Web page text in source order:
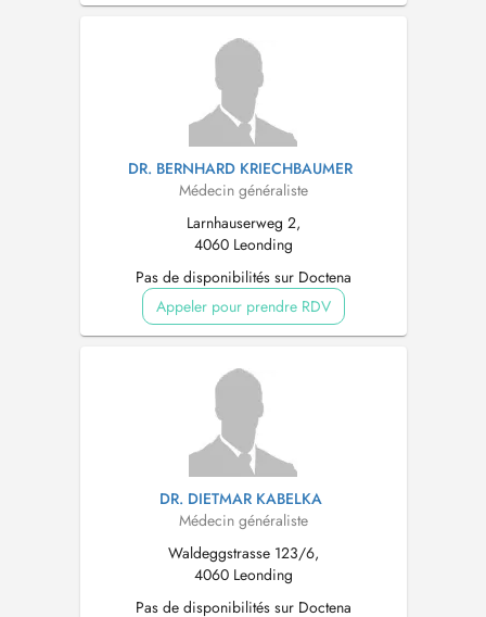
DR. BERNHARD KRIECHBAUMER
Médecin généraliste
Larnhauserweg 2,
4060 Leonding
Pas de disponibilités sur Doctena
Appeler pour prendre RDV
DR. DIETMAR KABELKA
Médecin généraliste
Waldeggstrasse 123/6,
4060 Leonding
Pas de disponibilités sur Doctena